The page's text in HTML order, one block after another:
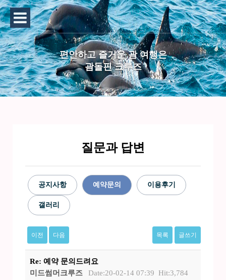
편안하고 즐거운 괌 여행은
괌돌핀 크루즈
질문과 답변
공지사항 예약문의 이용후기
갤러리
이전 다음 목록 글쓰기
Re: 예약 문의드려요
미드썸머크루즈
Date:20-02-14 07:39 Hit:3,784